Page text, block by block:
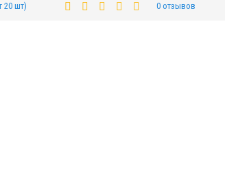
20 шт) 0 отзывов